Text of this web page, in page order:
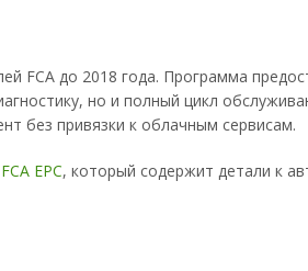
FCA до 2018 года. Программа
но и полный цикл
без привязки к облачным сервисам.
EPC, который содержит детали к